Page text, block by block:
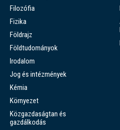
Filozófia
Fizika
Földrajz
Földtudományok
Irodalom
Jog és intézmények
Kémia
Környezet
Közgazdaságtan és
gazdálkodás